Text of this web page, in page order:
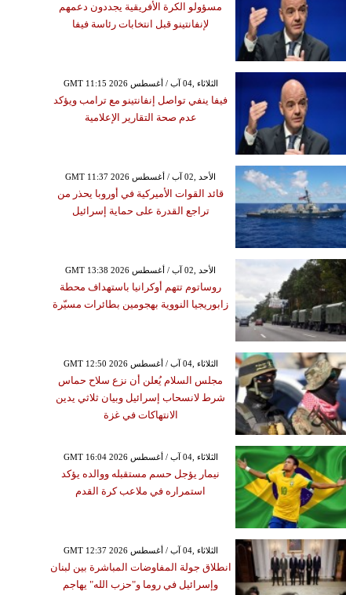
مسؤولو الكرة الأفريقية يجددون دعمهم
لإنفانتينو قبل انتخابات رئاسة فيفا
GMT 11:15 2026 الثلاثاء ,04 آب / أغسطس
فيفا ينفي تواصل إنفانتينو مع ترامب ويؤكد
عدم صحة التقارير الإعلامية
GMT 11:37 2026 الأحد ,02 آب / أغسطس
قائد القوات الأميركية في أوروبا يحذر من
تراجع القدرة على حماية إسرائيل
GMT 13:38 2026 الأحد ,02 آب / أغسطس
روساتوم تتهم أوكرانيا باستهداف محطة
زابوريجيا النووية بهجومين بطائرات مسيّرة
GMT 12:50 2026 الثلاثاء ,04 آب / أغسطس
مجلس السلام يُعلن أن نزع سلاح حماس
شرط لانسحاب إسرائيل وبيان ثلاثي يدين
الانتهاكات في غزة
GMT 16:04 2026 الثلاثاء ,04 آب / أغسطس
نيمار يؤجل حسم مستقبله ووالده يؤكد
استمراره في ملاعب كرة القدم
GMT 12:37 2026 الثلاثاء ,04 آب / أغسطس
انطلاق جولة المفاوضات المباشرة بين لبنان
وإسرائيل في روما و"حزب الله" يهاجم